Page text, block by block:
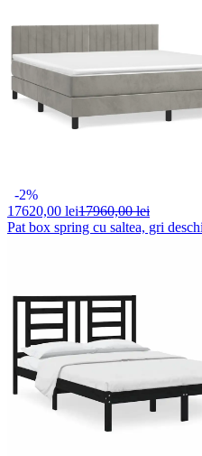
-2%
17620,00 lei17960,00 lei
Pat box spring cu saltea, gri